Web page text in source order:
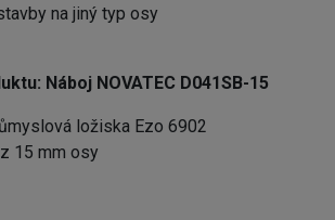
na jiný typ osy
Náboj NOVATEC D041SB-15
ložiska Ezo 6902
15 mm osy